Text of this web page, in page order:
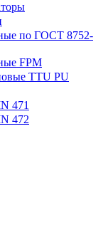
по ГОСТ 8752-
FPM
TTU PU
471
472